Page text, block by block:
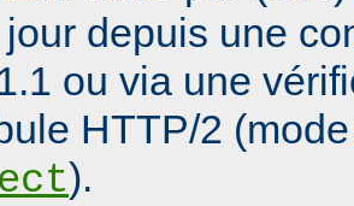
depuis une
ou via une
HTTP/2
).